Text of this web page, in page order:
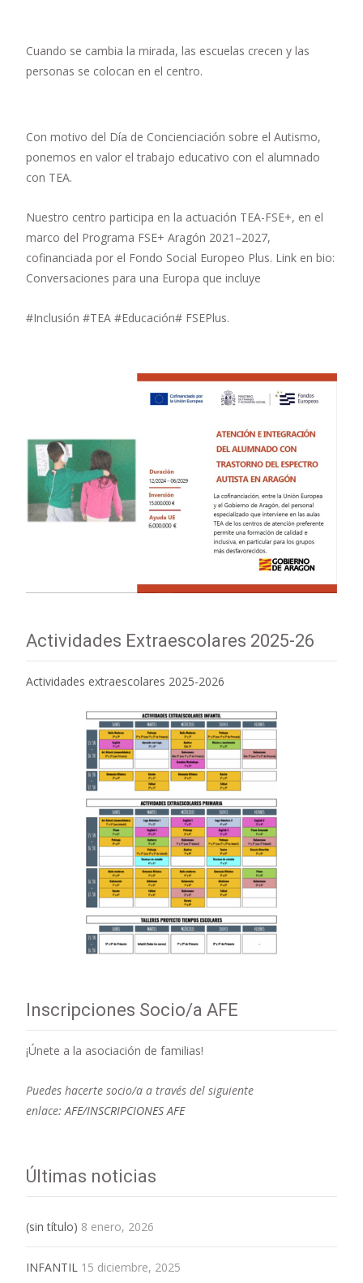
Cuando se cambia la mirada, las escuelas crecen y las
personas se colocan en el centro.
Con motivo del Día de Concienciación sobre el Autismo,
ponemos en valor el trabajo educativo con el alumnado
con TEA.
Nuestro centro participa en la actuación TEA-FSE+, en el
marco del Programa FSE+ Aragón 2021–2027,
cofinanciada por el Fondo Social Europeo Plus. Link en bio:
Conversaciones para una Europa que incluye
#Inclusión #TEA #Educación# FSEPlus.
Actividades Extraescolares 2025-26
Actividades extraescolares 2025-2026
Inscripciones Socio/a AFE
¡Únete a la asociación de familias!
Puedes hacerte socio/a a través del siguiente
enlace:AFE/INSCRIPCIONES AFE
Últimas noticias
(sin título) 8 enero, 2026
INFANTIL 15 diciembre, 2025